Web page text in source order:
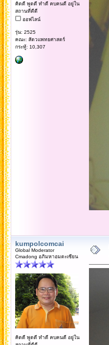
คิดดี พูดดี ทำดี คบคนดี อยู่ใน
สถานที่ดีดี
ออฟไลน์
รุ่น: 2525
คณะ: สัตวแพทยศาสตร์
กระทู้: 10,307
kumpolcomcai
Global Moderator
Cmadong อภิมหาอมตะเซียน
คิดดี พูดดี ทำดี คบคนดี อยู่ใน